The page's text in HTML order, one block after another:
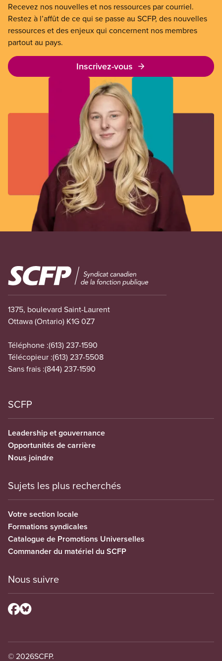
Recevez nos nouvelles et nos ressources par courriel.
Restez à l’affût de ce qui se passe au SCFP, des nouvelles
ressources et des enjeux qui concernent nos membres
partout au pays.
Inscrivez-vous
Image
1375, boulevard Saint-Laurent
Ottawa (Ontario) K1G 0Z7
Téléphone :(613) 237-1590
Télécopieur :(613) 237-5508
Sans frais :(844) 237-1590
SCFP
Leadership et gouvernance
Opportunités de carrière
Nous joindre
Sujets les plus recherchés
Votre section locale
Formations syndicales
Catalogue de Promotions Universelles
Commander du matériel du SCFP
Nous suivre
© 2026SCFP.